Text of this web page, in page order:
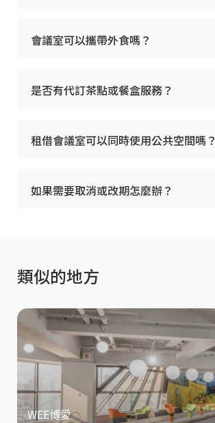
會議室可以攜帶外食嗎？
是否有代訂茶點或餐盒服務？
租借會議室可以同時使用公共空間嗎？
如果需要取消或改期怎麼辦？
類似的地方
WEE博愛